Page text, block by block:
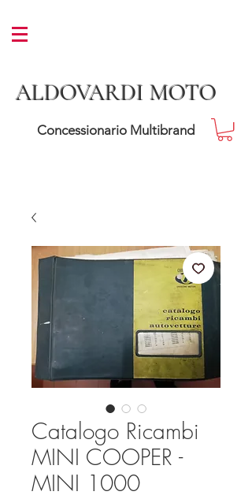
ALDOVARDI MOTO
Concessionario Multibrand
Catalogo Ricambi
MINI COOPER -
MINI 1000